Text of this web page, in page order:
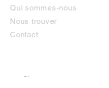
Qui sommes-nous
Nous trouver
Contact